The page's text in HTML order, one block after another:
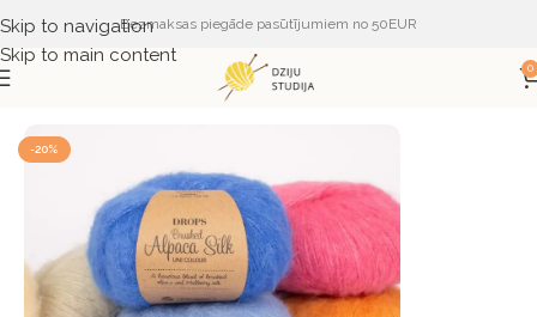
Skip to navigation
Skip to main content
Bezmaksas piegāde pasūtījumiem no 50EUR
0
DZIJA PĒC RAŽOTĀJA
-20%